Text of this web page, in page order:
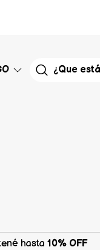
hasta 10% OFF